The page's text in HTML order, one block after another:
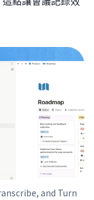
and Turn